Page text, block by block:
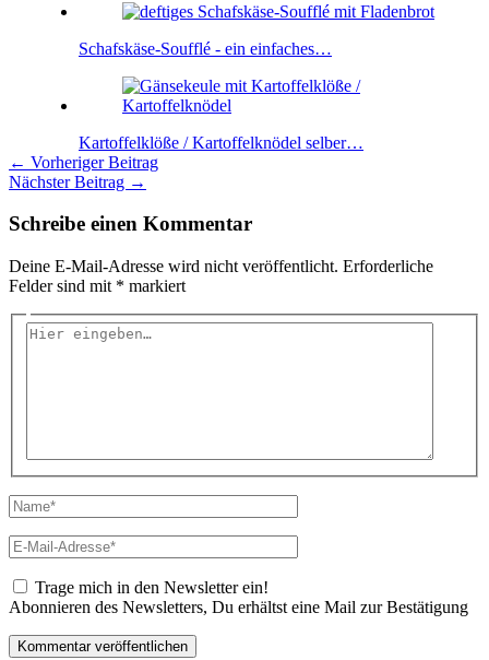
Schafskäse-Soufflé - ein einfaches…
Kartoffelklöße / Kartoffelknödel selber…
← Vorheriger Beitrag
Nächster Beitrag →
Schreibe einen Kommentar
Deine E-Mail-Adresse wird nicht veröffentlicht. Erforderliche
Felder sind mit * markiert
Hier
Name*
E-
Mail-
Adresse*
Trage mich in den Newsletter ein!
Abonnieren des Newsletters, Du erhältst eine Mail zur Bestätigung